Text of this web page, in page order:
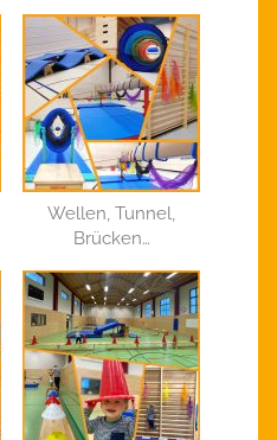
Wellen, Tunnel,
Brücken…